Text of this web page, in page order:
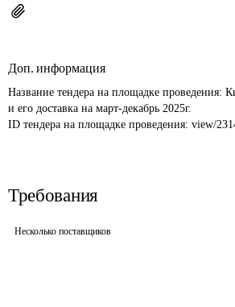
Доп. информация
Название тендера на площадке проведения:
и его доставка на март-декабрь 2025г.
ID тендера на площадке проведения: view/
Требования
Несколько поставщиков